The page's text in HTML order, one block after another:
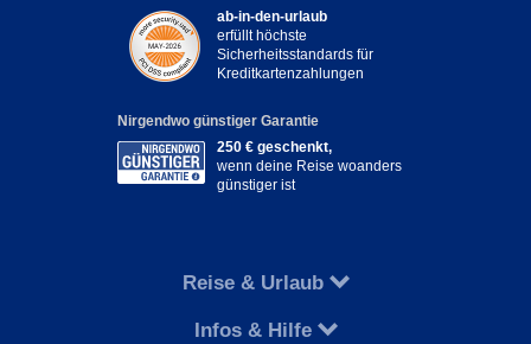
ab-in-den-urlaub
erfüllt höchste
Sicherheitsstandards für
Kreditkartenzahlungen
Nirgendwo günstiger Garantie
250 € geschenkt,
wenn deine Reise woanders
günstiger ist
Reise & Urlaub
Infos & Hilfe